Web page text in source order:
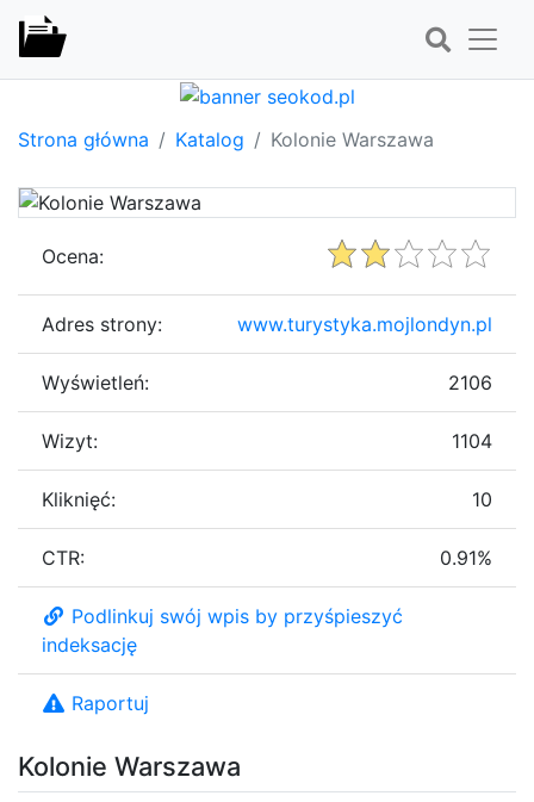
Strona główna Katalog Kolonie Warszawa
Kolonie Warszawa
Ocena:
Adres strony: www.turystyka.mojlondyn.pl
Wyświetleń: 2106
Wizyt: 1104
Kliknięć: 10
CTR: 0.91%
Podlinkuj swój wpis by przyśpieszyć
indeksację
Raportuj